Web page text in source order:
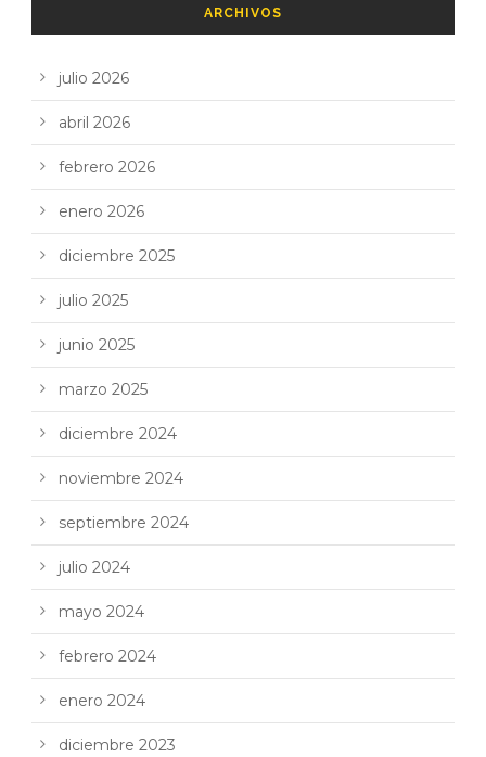
ARCHIVOS
julio 2026
abril 2026
febrero 2026
enero 2026
diciembre 2025
julio 2025
junio 2025
marzo 2025
diciembre 2024
noviembre 2024
septiembre 2024
julio 2024
mayo 2024
febrero 2024
enero 2024
diciembre 2023